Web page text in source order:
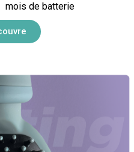
mois de batterie